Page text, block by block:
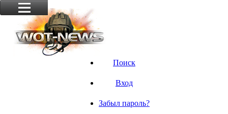
Поиск
Вход
Забыл пароль?